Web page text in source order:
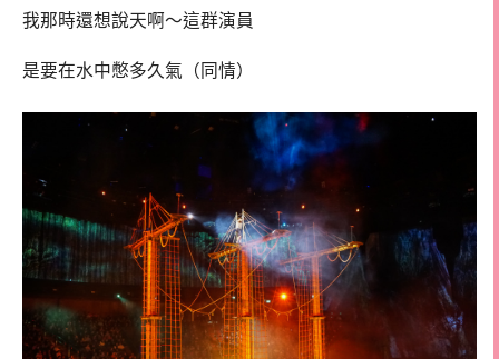
我那時還想說天啊～這群演員
是要在水中憋多久氣（同情）